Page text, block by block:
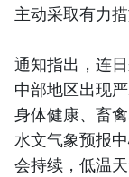
主动采取有力
通知指出，连
中部地区出现
身体健康、畜
水文气象预报
会持续，低温